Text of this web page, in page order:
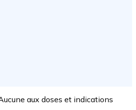
aux doses et indications